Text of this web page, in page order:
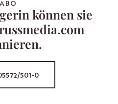
ABO
können sie
501-0